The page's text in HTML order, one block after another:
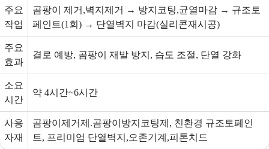
주요
작업
곰팡이 제거,벽지제거 → 방지코팅,균열마감 → 규조토
페인트(1회) → 단열벽지 마감(실리콘재시공)
주요
효과
결로 예방, 곰팡이 재발 방지, 습도 조절, 단열 강화
소요
시간
약 4시간~6시간
사용
자재
곰팡이제거제.곰팡이방지코팅제, 친환경 규조토페인
트, 프리미엄 단열벽지,오존기계,피톤치드